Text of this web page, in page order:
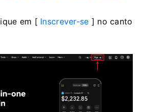
em [ Inscrever-se ] no canto